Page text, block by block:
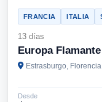
FRANCIA ITALIA
13 días
Europa Flamante
Estrasburgo,
Desde